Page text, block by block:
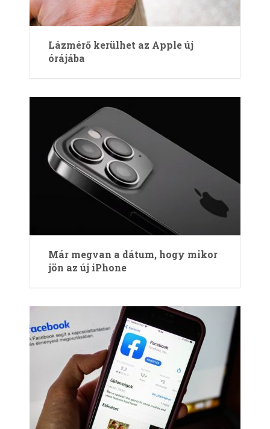
Lázmérő kerülhet az Apple új
órájába
Már megvan a dátum, hogy mikor
jön az új iPhone